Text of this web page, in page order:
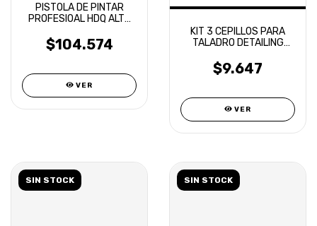
PISTOLA DE PINTAR
PROFESIOAL HDQ ALTO
$104.574
VER
KIT 3 CEPILLOS PARA
TALADRO DETAILING
$9.647
VER
SIN STOCK SIN STOCK